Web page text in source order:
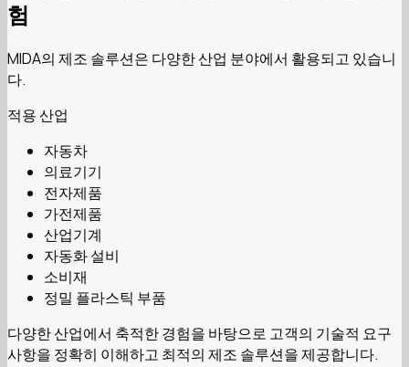
험
MIDA의 제조 솔루션은 다양한 산업 분야에서 활용되고 있습니
다.
적용 산업
자동차
의료기기
전자제품
가전제품
산업기계
자동화 설비
소비재
정밀 플라스틱 부품
다양한 산업에서 축적한 경험을 바탕으로 고객의 기술적 요구
사항을 정확히 이해하고 최적의 제조 솔루션을 제공합니다.